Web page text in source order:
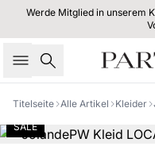
Werde Mitglied in unserem
Suche
Titelseite Alle Artikel Kleider
SALE